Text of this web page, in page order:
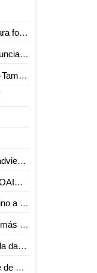
Gobierno estatal impulsa obras y programas para fortalecer el acceso al agua
Matehuala en foco rojo: aumentan 16% las denuncias delictivas en un año
Trailero sufre accidente en el libramiento Valles-Tamuín
Iglesia respalda regular medios digitales, pero advierte riesgo de caer en el autoritarismo
La SEGAM dio a conocer la integración del PROAIRE 2026-2036 para fortalecer la calidad del aire en la zona metropolitana
Inmuvi rescata trámites rezagados y abre camino a nuevas escrituraciones en Ciudad Valles
Día Mundial de la Bicicleta; en SLP se realizan más de 4 mil 500 viajes diarios
Tras jubilarse del IMSS, vallense encuentra en la danza folclórica una nueva forma de vida
Lluvias terminan de destruir la vialidad en cruce de Othón y Vicente C. Salazar